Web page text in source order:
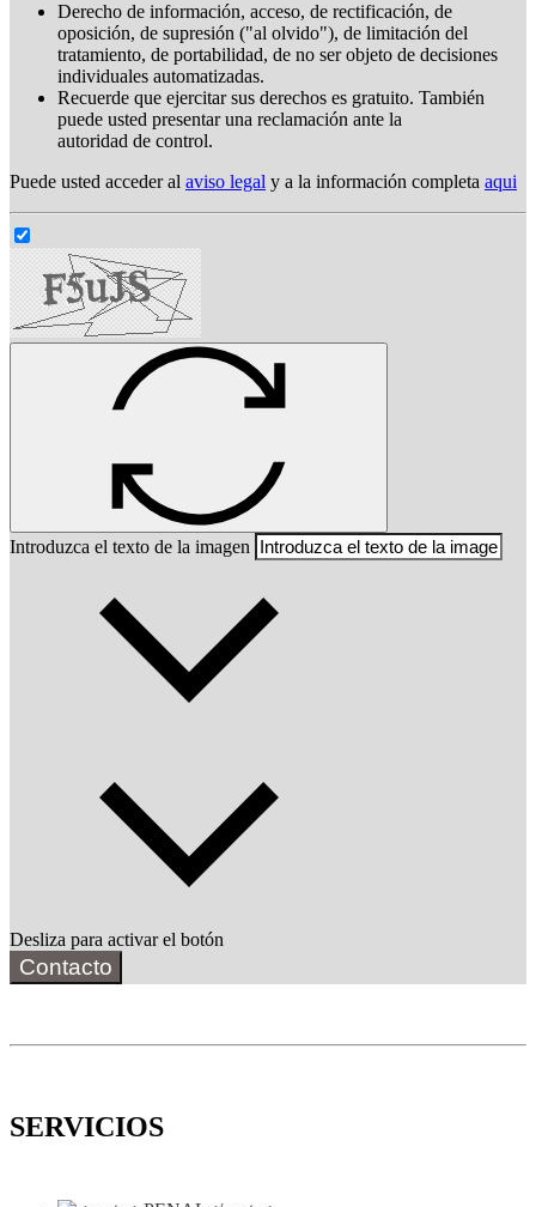
Derecho de información, acceso, de rectificación, de
oposición, de supresión ("al olvido"), de limitación del
tratamiento, de portabilidad, de no ser objeto de decisiones
individuales automatizadas.
Recuerde que ejercitar sus derechos es gratuito. También
puede usted presentar una reclamación ante la
autoridad de control.
Puede usted acceder al aviso legal y a la información completa aqui
Introduzca el texto de la imagen
Desliza para activar el botón
Contacto
SERVICIOS